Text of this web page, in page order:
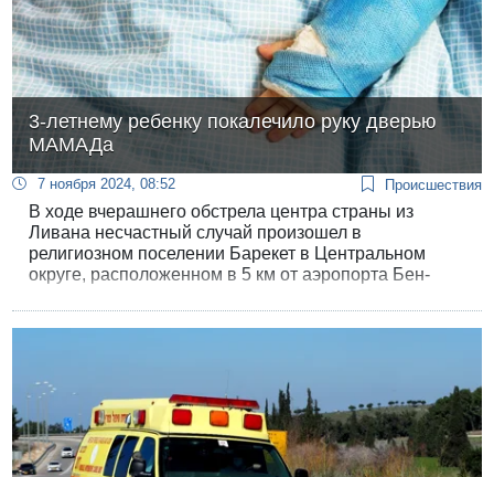
3-летнему ребенку покалечило руку дверью
МАМАДа
7 ноября 2024, 08:52 Происшествия
В ходе вчерашнего обстрела центра страны из
Ливана несчастный случай произошел в
религиозном поселении Барекет в Центральном
округе, расположенном в 5 км от аэропорта Бен-